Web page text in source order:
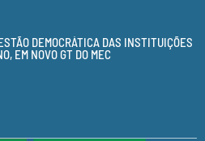
DEMOCRÁTICA DAS INSTITUIÇÕES
EM NOVO GT DO MEC